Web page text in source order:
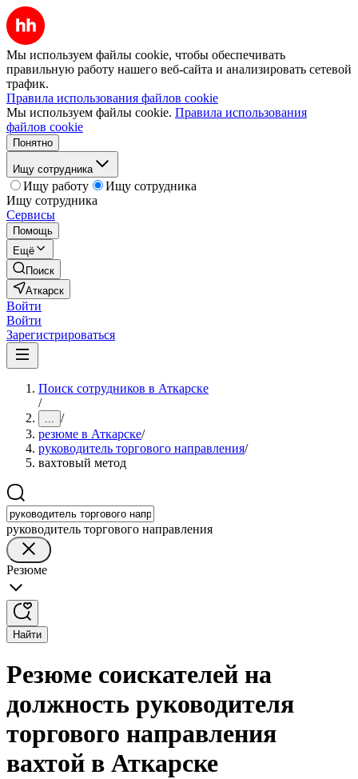
Мы используем файлы cookie, чтобы обеспечивать
правильную работу нашего веб-сайта и анализировать сетевой
трафик.
Правила использования файлов cookie
Мы используем файлы cookie. Правила использования
файлов cookie
Понятно
Ищу сотрудника
Ищу работу
Ищу сотрудника
Ищу сотрудника
Сервисы
Помощь
Ещё
Поиск
Аткарск
Войти
Войти
Зарегистрироваться
Поиск сотрудников в Аткарске
/
... /
резюме в Аткарске/
руководитель торгового направления/
вахтовый метод
руководитель торгового направления
Резюме
Найти
Резюме соискателей на
должность руководителя
торгового направления
вахтой в Аткарске